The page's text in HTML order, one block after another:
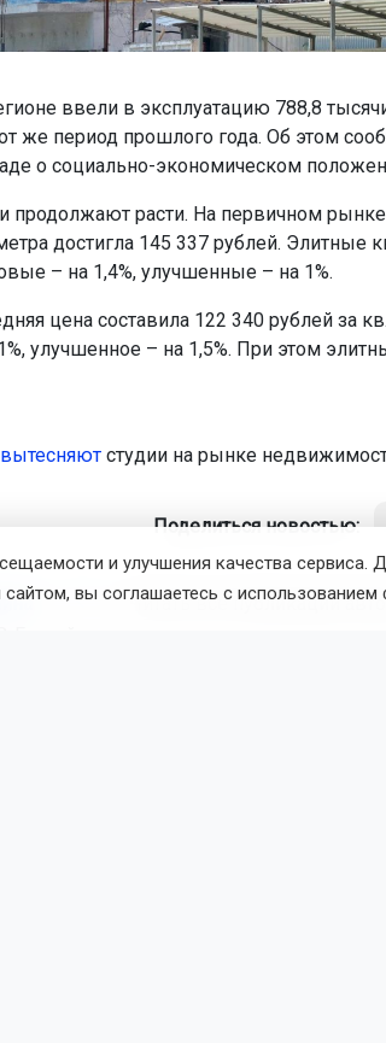
ввели в эксплуатацию 788,8
же период прошлого года. Об этом
о социально-экономическом
продолжают расти. На первичном
достигла 145 337 рублей. Элитные
– на 1,4%, улучшенные – на 1%.
цена составила 122 340 рублей за
улучшенное – на 1,5%. При этом
вытесняютстудии на рынке
Поделиться новостью:
Читать все публикации
и улучшения качества сервиса.
вы соглашаетесь с использованием